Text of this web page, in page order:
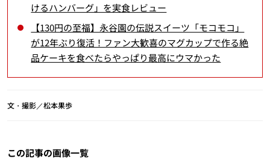
けるハンバーグ」を実食レビュー
【130円の至福】永谷園の伝説スイーツ「モコモコ」
が12年ぶり復活！ファン大歓喜のマグカップで作る絶
品ケーキを食べたらやっぱり最高にウマかった
文・撮影／松本果歩
この記事の画像一覧